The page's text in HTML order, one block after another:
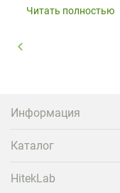
Читать полностью
Информация
Каталог
HitekLab